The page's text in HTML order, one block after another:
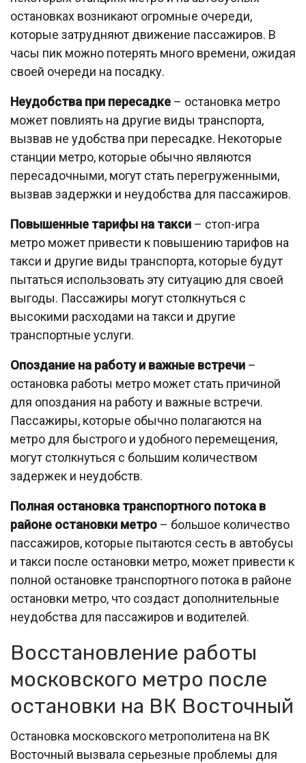
остановках возникают огромные очереди,
которые затрудняют движение пассажиров. В
часы пик можно потерять много времени, ожидая
своей очереди на посадку.
Неудобства при пересадке – остановка метро
может повлиять на другие виды транспорта,
вызвав не удобства при пересадке. Некоторые
станции метро, которые обычно являются
пересадочными, могут стать перегруженными,
вызвав задержки и неудобства для пассажиров.
Повышенные тарифы на такси – стоп-игра
метро может привести к повышению тарифов на
такси и другие виды транспорта, которые будут
пытаться использовать эту ситуацию для своей
выгоды. Пассажиры могут столкнуться с
высокими расходами на такси и другие
транспортные услуги.
Опоздание на работу и важные встречи –
остановка работы метро может стать причиной
для опоздания на работу и важные встречи.
Пассажиры, которые обычно полагаются на
метро для быстрого и удобного перемещения,
могут столкнуться с большим количеством
задержек и неудобств.
Полная остановка транспортного потока в
районе остановки метро – большое количество
пассажиров, которые пытаются сесть в автобусы
и такси после остановки метро, может привести к
полной остановке транспортного потока в районе
остановки метро, что создаст дополнительные
неудобства для пассажиров и водителей.
Восстановление работы
московского метро после
остановки на ВК Восточный
Остановка московского метрополитена на ВК
Восточный вызвала серьезные проблемы для